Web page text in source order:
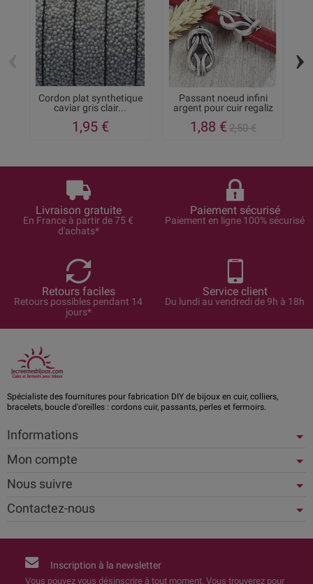
Cordon plat synthetique
caviar gris clair...
1,95 €
Passant noeud infini
argent pour cuir regaliz
1,88 €2,50 €
›
Livraison gratuite
En France à partir de 75 €
d'achats*
Paiement sécurisé
Paiement en ligne 100% sécurisé
Retours faciles
Retours possibles pendant 14
jours*
Service client
Du lundi au vendredi de 9h à 18h
Spécialiste des fournitures pour fabrication DIY de bijoux en cuir, colliers,
bracelets, boucle d'oreilles : cordons cuir, passants, perles et fermoirs.
Informations
Mon compte
Nous suivre
Contactez-nous
Inscription à la newsletter
Vous pouvez vous désinscrire à tout moment. Vous trouverez pour